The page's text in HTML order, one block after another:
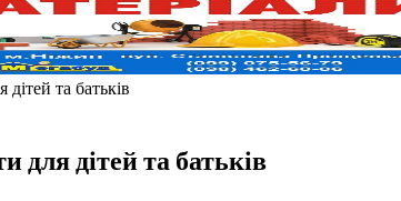
та батьків
для дітей та батьків